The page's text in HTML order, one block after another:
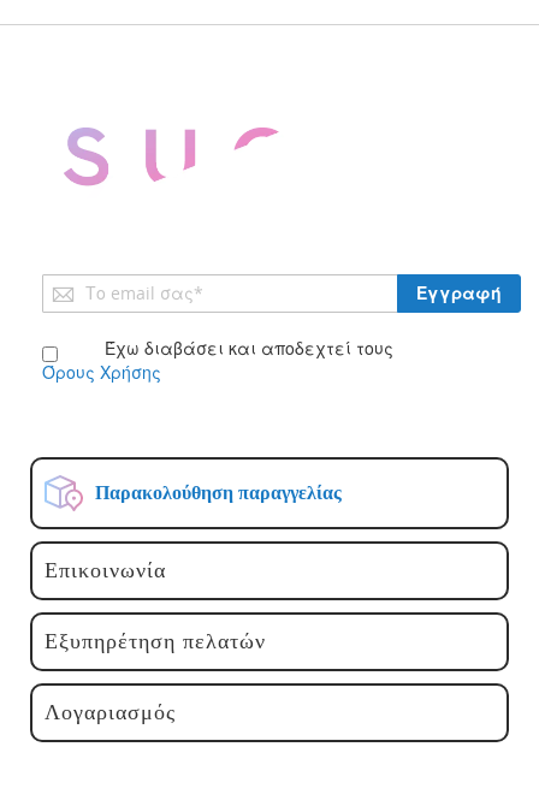
Παρακολούθηση παραγγελίας
Επικοινωνία
Εξυπηρέτηση πελατών
Λογαριασμός
Εγγραφή
στο
Δελτίο: Έχω διαβάσει και αποδεχτεί τους
Όρους Χρήσης
Εγγραφή